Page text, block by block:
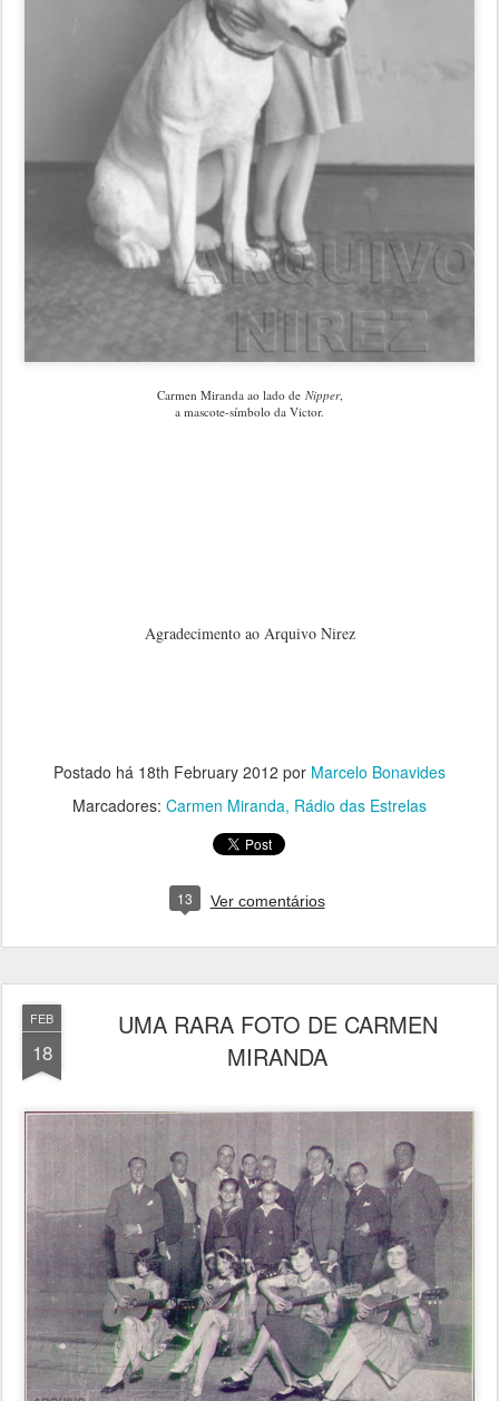
Carmen Miranda ao lado de Nipper,
a mascote-símbolo da Victor.
Agradecimento ao Arquivo Nirez
Postado há 18th February 2012 por Marcelo Bonavides
Marcadores: Carmen Miranda Rádio das Estrelas
13 Ver comentários
FEB
18
UMA RARA FOTO DE CARMEN
MIRANDA